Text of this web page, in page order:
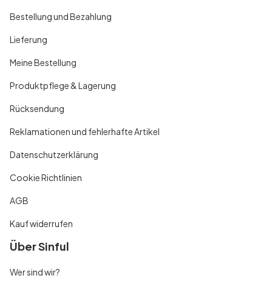
Bestellung und Bezahlung
Lieferung
Meine Bestellung
Produktpflege & Lagerung
Rücksendung
Reklamationen und fehlerhafte Artikel
Datenschutzerklärung
Cookie Richtlinien
AGB
Kauf widerrufen
Über Sinful
Wer sind wir?